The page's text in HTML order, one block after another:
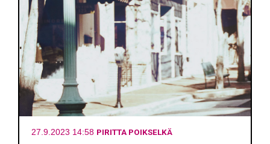
27.9.2023 14:58 PIRITTA POIKSELKÄ